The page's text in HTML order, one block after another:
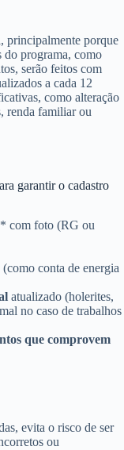
principalmente porque
do programa, como
serão feitos com
a cada 12
como alteração
renda familiar ou
garantir o cadastro
com foto (RG ou
(como conta de energia
atualizado (holerites,
no caso de trabalhos
que comprovem
evita o risco de ser
ou